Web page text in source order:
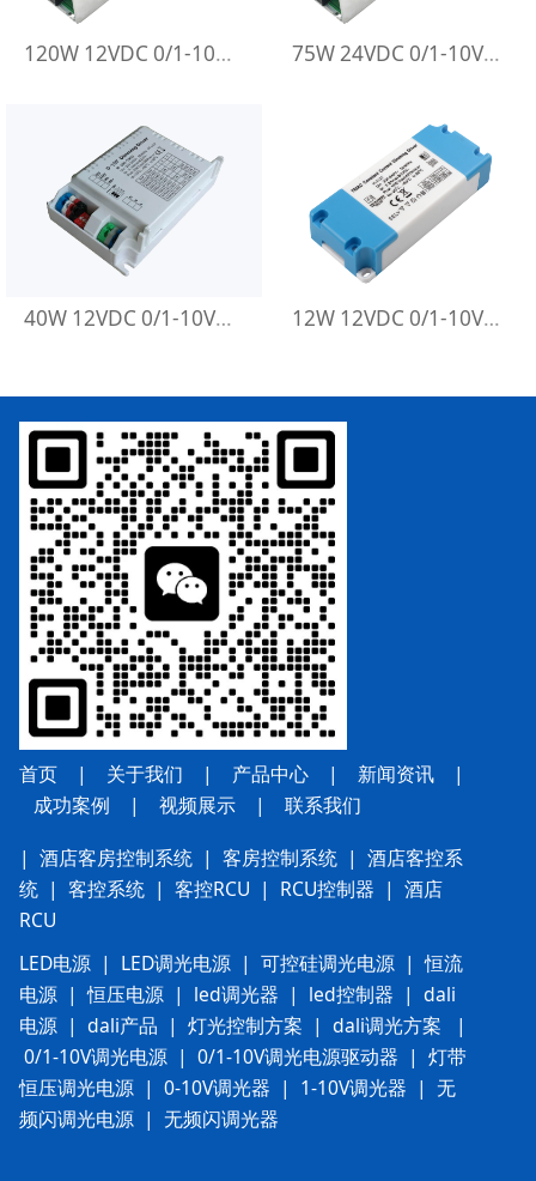
120W 12VDC 0/1-10V调光恒压电源 75W 24VDC 0/1-10V调光恒压电源
40W 12VDC 0/1-10V调光恒压电源 12W 12VDC 0/1-10V调光恒压电源
首页| 关于我们 | 产品中心 | 新闻资讯|
成功案例 | 视频展示| 联系我们
| 酒店客房控制系统| 客房控制系统| 酒店客控系
统| 客控系统 | 客控RCU | RCU控制器 | 酒店
RCU
LED电源| LED调光电源 | 可控硅调光电源 |恒流
电源 |恒压电源 | led调光器 | led控制器 | dali
电源 | dali产品 | 灯光控制方案 | dali调光方案
|
0/1-10V调光电源 | 0/1-10V调光电源驱动器 | 灯带
恒压调光电源| 0-10V调光器 | 1-10V调光器 | 无
频闪调光电源| 无频闪调光器